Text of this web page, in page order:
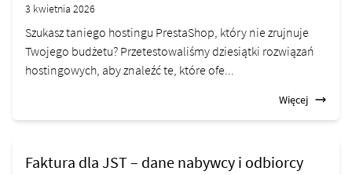
3 kwietnia 2026
Szukasz taniego hostingu PrestaShop, który nie zrujnuje
Twojego budżetu? Przetestowaliśmy dziesiątki rozwiązań
hostingowych, aby znaleźć te, które ofe...
Więcej
Faktura dla JST – dane nabywcy i odbiorcy